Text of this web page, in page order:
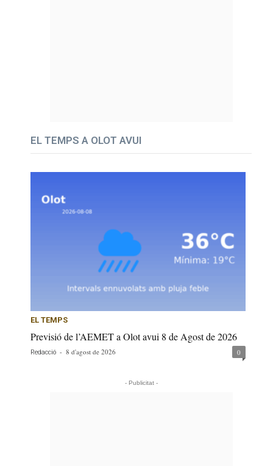
EL TEMPS A OLOT AVUI
EL TEMPS
Previsió de l’AEMET a Olot avui 8 de Agost de 2026
Redacció - 8 d'agost de 2026 0
- Publicitat -